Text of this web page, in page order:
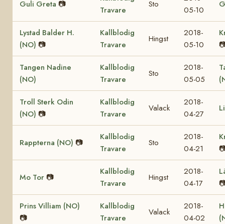
Guli Greta 📷
Travare
Sto
05-10
Lystad Balder H.
(NO) 📷
Kallblodig
Travare
Hingst
2018-
05-10
Tangen Nadine
(NO)
Kallblodig
Travare
Sto
2018-
05-05
Troll Sterk Odin
(NO) 📷
Kallblodig
Travare
Valack
2018-
04-27
Rappterna (NO) 📷
Kallblodig
Travare
Sto
2018-
04-21
Mo Tor 📷
Kallblodig
Travare
Hingst
2018-
04-17
Prins Villiam (NO)
📷
Kallblodig
Travare
Valack
2018-
04-02